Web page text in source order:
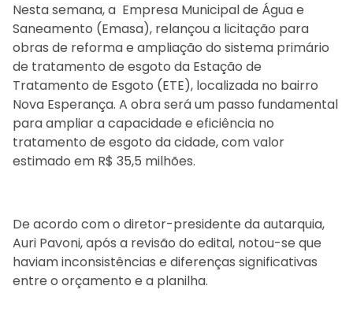
Nesta semana, a Empresa Municipal de Água e
Saneamento (Emasa), relançou a licitação para
obras de reforma e ampliação do sistema primário
de tratamento de esgoto da Estação de
Tratamento de Esgoto (ETE), localizada no bairro
Nova Esperança. A obra será um passo fundamental
para ampliar a capacidade e eficiência no
tratamento de esgoto da cidade, com valor
estimado em R$ 35,5 milhões.
De acordo com o diretor-presidente da autarquia,
Auri Pavoni, após a revisão do edital, notou-se que
haviam inconsistências e diferenças significativas
entre o orçamento e a planilha.